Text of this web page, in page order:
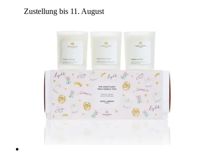
Zustellung bis 11. August